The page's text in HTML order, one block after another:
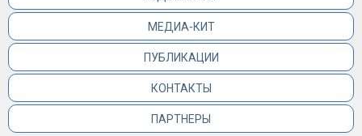
МЕДИА-КИТ
ПУБЛИКАЦИИ
КОНТАКТЫ
ПАРТНЕРЫ